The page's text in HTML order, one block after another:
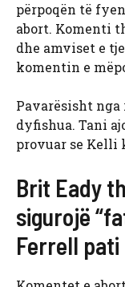
përpoqën të fyen
abort. Komenti
dhe amviset e
komentin e
Pavarësisht
dyfishua. Tani
provuar se Kelli
Brit Eady
sigurojë
Ferrell pati